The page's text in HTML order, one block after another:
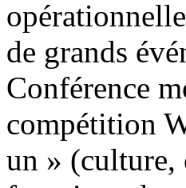
de grands
Conférence
compétition
un » (culture,